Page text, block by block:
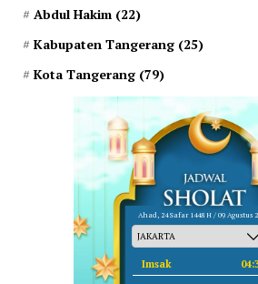
Abdul Hakim (22)
Kabupaten Tangerang (25)
Kota Tangerang (79)
Ahad, 24 Safar 1448 H / 09 Agustus
Imsak